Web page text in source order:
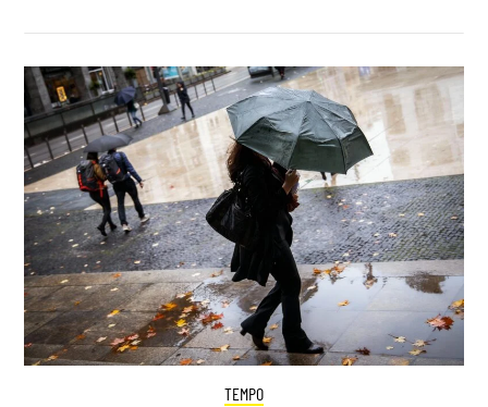
TEMPO